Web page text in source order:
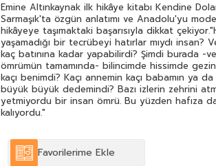
Emine Altınkaynak ilk hikâye kitabı Kendine
Sarmaşık'ta özgün anlatımı ve Anadolu'yu
hikâyeye taşımaktaki başarısıyla dikkat
yaşamadığı bir tecrübeyi hatırlar mıydı insan?
kaç batınına kadar yapabilirdi? Şimdi burada -
ömrümün tamamında- bilincimde hissimde
kaçı benimdi? Kaçı annemin kaçı babamın ya
büyük büyük dedemindi? Bazı izlerin zehrini
yetmiyordu bir insan ömrü. Bu yüzden hafıza
kalıyordu."
Favorilerime Ekle